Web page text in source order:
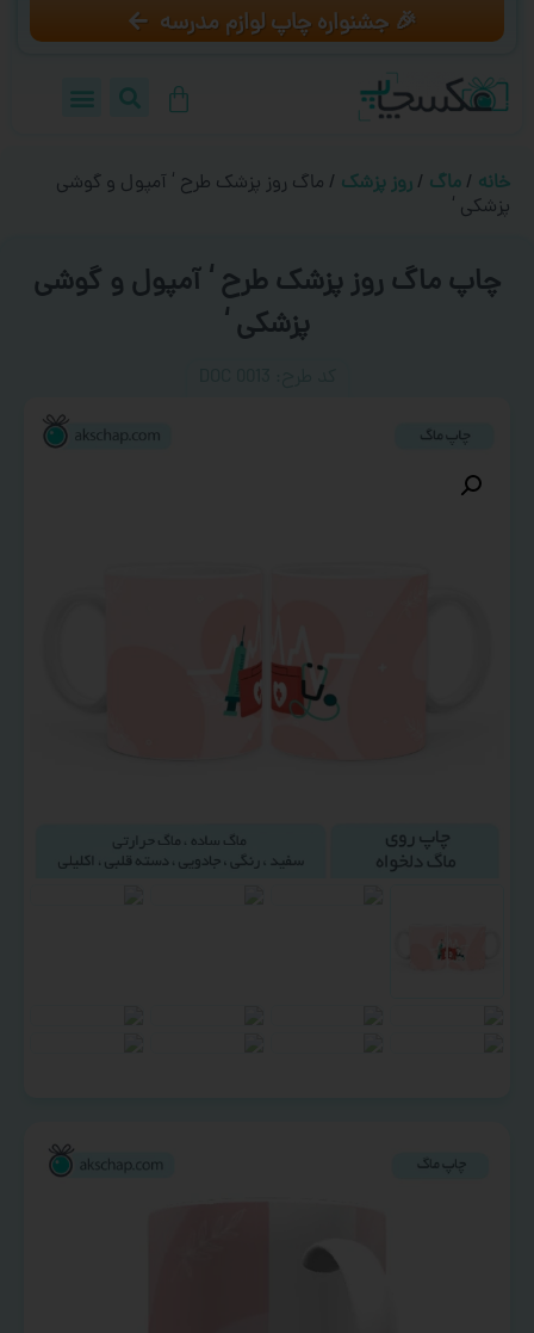
🎉 جشنواره چاپ لوازم مدرسه
خانه / ماگ / روز پزشک / ماگ روز پزشک طرح ‘ آمپول و گوشی
پزشکی ‘
چاپ ماگ روز پزشک طرح ‘ آمپول و گوشی
پزشکی ‘